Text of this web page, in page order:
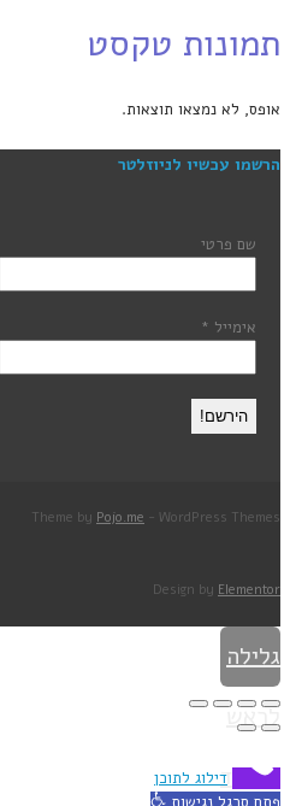
תמונות טקסט
אופס, לא נמצאו תוצאות.
הרשמו עכשיו לניוזלטר
שם פרטי
אימייל *
Theme by Pojo.me - WordPress Themes
Design by Elementor
גלילה
לראש
העמודדילוג לתוכן